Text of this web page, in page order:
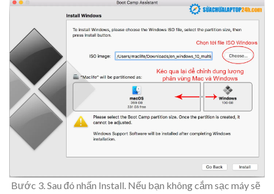
Bước 3. Sau đó nhấn Install. Nếu bạn không cắm sạc máy sẽ